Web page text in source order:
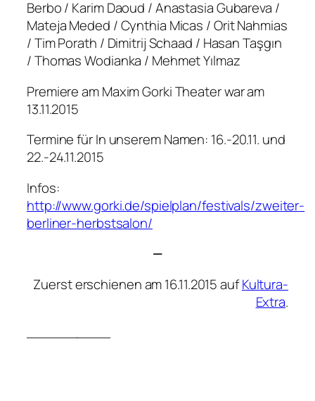
Berbo / Karim Daoud / Anastasia Gubareva /
Mateja Meded / Cynthia Micas / Orit Nahmias
/ Tim Porath / Dimitrij Schaad / Hasan Taşgın
/ Thomas Wodianka / Mehmet Yılmaz
Premiere am Maxim Gorki Theater war am
13.11.2015
Termine fürIn unserem Namen: 16.-20.11. und
22.-24.11.2015
Infos:
http://www.gorki.de/spielplan/festivals/zweiter-
berliner-herbstsalon/
—
Zuerst erschienen am 16.11.2015 aufKultura-
Extra.
__________